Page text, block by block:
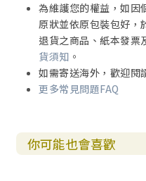
為維護您的權益，如因
原狀並依原包裝包好，
退貨之商品、紙本發票
貨須知 。
如需寄送海外，歡迎閱
更多常見問題FAQ
你可能也會喜歡